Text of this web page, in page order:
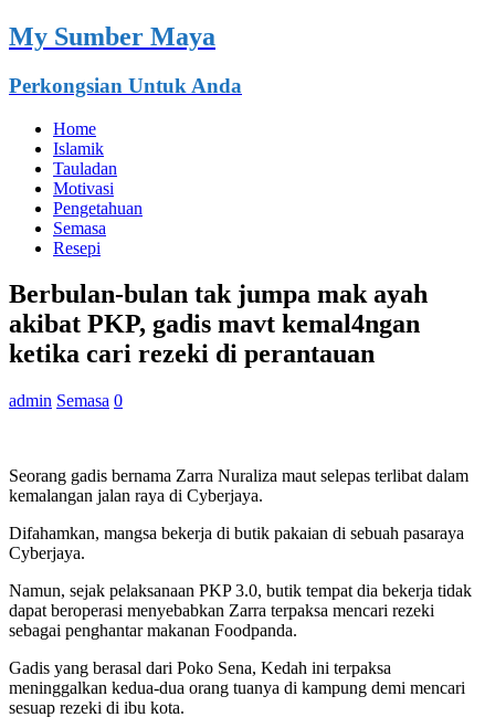
My Sumber Maya
Perkongsian Untuk Anda
Home
Islamik
Tauladan
Motivasi
Pengetahuan
Semasa
Resepi
Berbulan-bulan tak jumpa mak ayah
akibat PKP, gadis mavt kemal4ngan
ketika cari rezeki di perantauan
admin Semasa 0
Seorang gadis bernama Zarra Nuraliza maut selepas terlibat dalam
kemalangan jalan raya di Cyberjaya.
Difahamkan, mangsa bekerja di butik pakaian di sebuah pasaraya
Cyberjaya.
Namun, sejak pelaksanaan PKP 3.0, butik tempat dia bekerja tidak
dapat beroperasi menyebabkan Zarra terpaksa mencari rezeki
sebagai penghantar makanan Foodpanda.
Gadis yang berasal dari Poko Sena, Kedah ini terpaksa
meninggalkan kedua-dua orang tuanya di kampung demi mencari
sesuap rezeki di ibu kota.